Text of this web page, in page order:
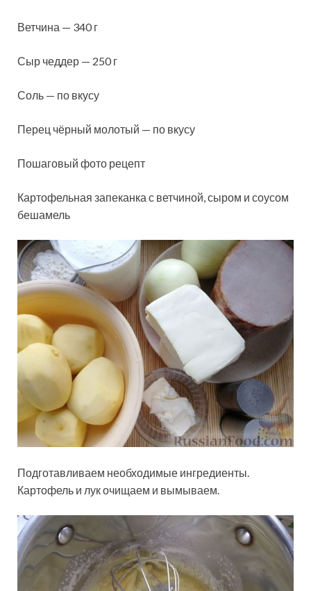
Ветчина — 340 г
Сыр чеддер — 250 г
Соль — по вкусу
Перец чёрный молотый — по вкусу
Пошаговый фото рецепт
Картофельная запеканка с ветчиной, сыром и соусом
бешамель
Подготавливаем необходимые ингредиенты.
Картофель и лук очищаем и вымываем.